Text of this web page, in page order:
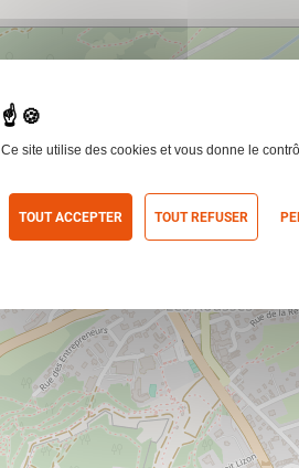
Ce site utilise des cookies et vous donne le
TOUT ACCEPTER TOUT REFUSER